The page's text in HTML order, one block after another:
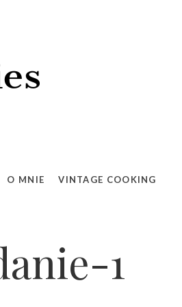
O MNIE VINTAGE COOKING
1